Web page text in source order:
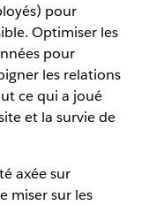
pour
Optimiser les
pour
les relations
ce qui a joué
et la survie de
axée sur
miser sur les